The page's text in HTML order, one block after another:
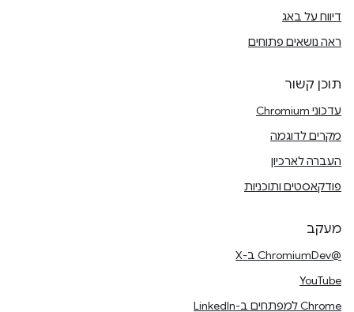
דיווח על באג
ראה נושאים פתוחים
תוכן קשור
עדכוני Chromium
מקרים לדוגמה
העברה לארכיון
פודקאסטים ותוכניות
מעקב
@ChromiumDev ב-X
YouTube
Chrome למפתחים ב-LinkedIn